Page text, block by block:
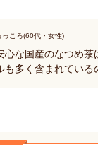
っころ(60代・女性)
心な国産のなつめ茶
も多く含まれている